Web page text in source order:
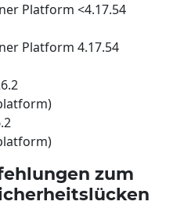
Platform <4.17.54
Platform 4.17.54
zum